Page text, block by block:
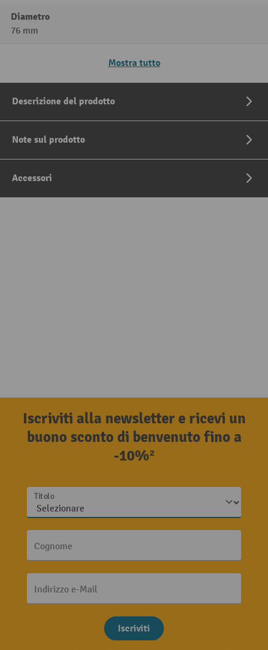
Diametro
76 mm
Mostra tutto
Descrizione del prodotto
Note sul prodotto
Accessori
Iscriviti alla newsletter e ricevi un
buono sconto di benvenuto fino a
-10%²
Titolo
Cognome
Indirizzo e-Mail
Iscriviti